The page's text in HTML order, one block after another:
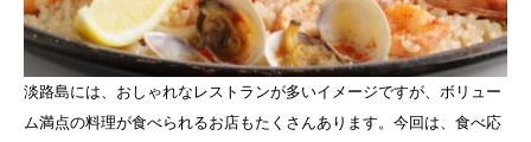
淡路島には、おしゃれなレストランが多いイメージですが、ボリュー
ム満点の料理が食べられるお店もたくさんあります。今回は、食べ応